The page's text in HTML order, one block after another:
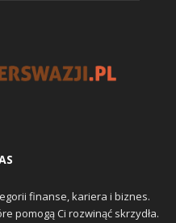
finanse, kariera i biznes.
pomogą Ci rozwinąć skrzydła.